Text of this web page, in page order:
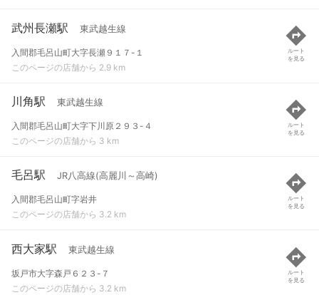
武州長瀬駅 東武越生線
入間郡毛呂山町大字長瀬９１７-１
このページの店舗から 2.9 km
ルート
を見る
川角駅 東武越生線
入間郡毛呂山町大字下川原２９３-４
このページの店舗から 3 km
ルート
を見る
毛呂駅 JR八高線(高麗川～高崎)
入間郡毛呂山町字岩井
このページの店舗から 3.2 km
ルート
を見る
西大家駅 東武越生線
坂戸市大字森戸６２３-７
このページの店舗から 3.2 km
ルート
を見る